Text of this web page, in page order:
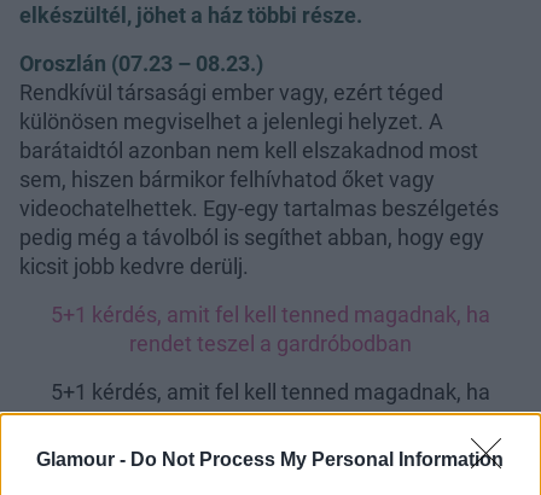
Glamour - Do Not Process My Personal Information
elkészültél, jöhet a ház többi része.
Oroszlán (07.23 – 08.23.)
Rendkívül társasági ember vagy, ezért téged
különösen megviselhet a jelenlegi helyzet. A
barátaidtól azonban nem kell elszakadnod most
sem, hiszen bármikor felhívhatod őket vagy
videochatelhettek. Egy-egy tartalmas beszélgetés
pedig még a távolból is segíthet abban, hogy egy
kicsit jobb kedvre derülj.
5+1 kérdés, amit fel kell tenned magadnak, ha
rendet teszel a gardróbodban
5+1 kérdés, amit fel kell tenned magadnak, ha
rendet teszel a gardróbodban